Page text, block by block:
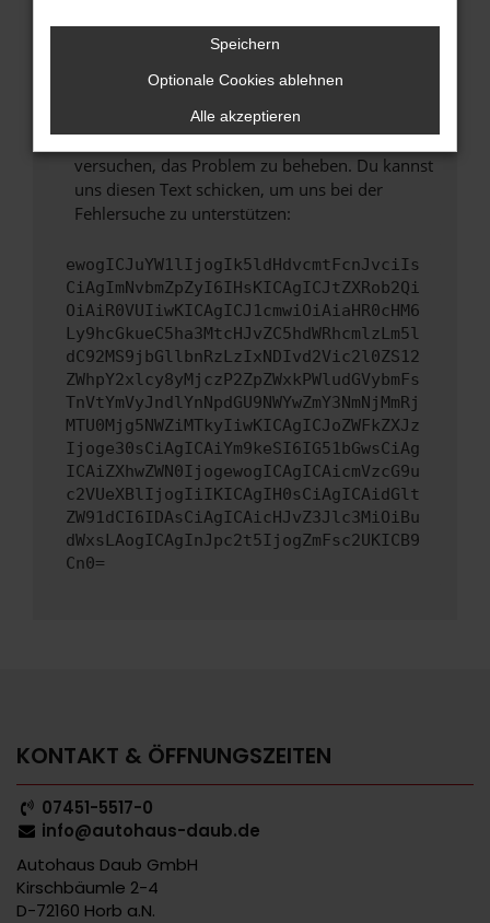
führen, dass bestimmte Funktionen nicht mehr
Wende dich an den Webseitenbetreiber.
Wenn du alle oben genannten Schritte versucht
hast, kontaktiere uns bitte. Wir werden
versuchen, das Problem zu beheben. Du kannst
uns diesen Text schicken, um uns bei der
Fehlersuche zu unterstützen:
ewogICJuYW1lIjogIk5ldHdvcmtFcnJvciIs
CiAgImNvbmZpZyI6IHsKICAgICJtZXRob2Qi
OiAiR0VUIiwKICAgICJ1cmwiOiAiaHR0cHM6
Ly9hcGkueC5ha3MtcHJvZC5hdWRhcmlzLm5l
dC92MS9jbGllbnRzLzIxNDIvd2Vic2l0ZS12
ZWhpY2xlcy8yMjczP2ZpZWxkPWludGVybmFs
TnVtYmVyJndlYnNpdGU9NWYwZmY3NmNjMmRj
MTU0Mjg5NWZiMTkyIiwKICAgICJoZWFkZXJz
Ijoge30sCiAgICAiYm9keSI6IG51bGwsCiAg
ICAiZXhwZWN0IjogewogICAgICAicmVzcG9u
c2VUeXBlIjogIiIKICAgIH0sCiAgICAidGlt
ZW91dCI6IDAsCiAgICAicHJvZ3Jlc3MiOiBu
dWxsLAogICAgInJpc2t5IjogZmFsc2UKICB9
Cn0=
KONTAKT & ÖFFNUNGSZEITEN
07451-5517-0
info@autohaus-daub.de
Autohaus Daub GmbH
Kirschbäumle 2-4
D-72160 Horb a.N.
Speichern
Optionale Cookies ablehnen
Alle akzeptieren